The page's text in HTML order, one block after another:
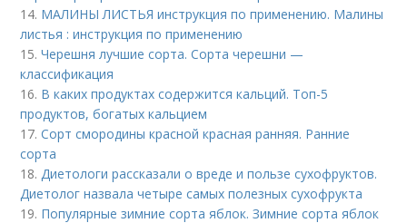
14. МАЛИНЫ ЛИСТЬЯ инструкция по применению. Малины
листья : инструкция по применению
15.Черешня лучшие сорта. Сорта черешни —
классификация
16. В каких продуктах содержится кальций. Топ-5
продуктов, богатых кальцием
17.Сорт смородины красной красная ранняя. Ранние
сорта
18.Диетологи рассказали о вреде и пользе сухофруктов.
Диетолог назвала четыре самых полезных сухофрукта
19. Популярные зимние сорта яблок. Зимние сорта яблок